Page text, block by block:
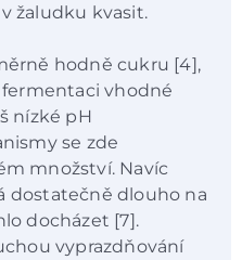
žaludku kvasit.
hodně cukru [4],
vhodné
nízké pH
se zde
množství. Navíc
dostatečně dlouho na
docházet [7].
vyprazdňování